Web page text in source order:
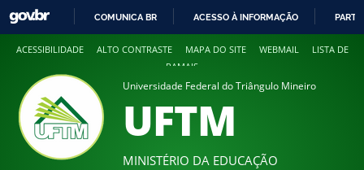
COMUNICA BR ACESSO À INFORMAÇÃO
ACESSIBILIDADE ALTO CONTRASTE MAPA DO SITE WEBMAIL
LISTA DE
RAMAIS
Universidade Federal do Triângulo Mineiro
UFTM
MINISTÉRIO DA EDUCAÇÃO